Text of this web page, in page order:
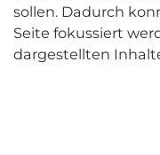
sollen. Dadurch
Seite fokussiert
dargestellten